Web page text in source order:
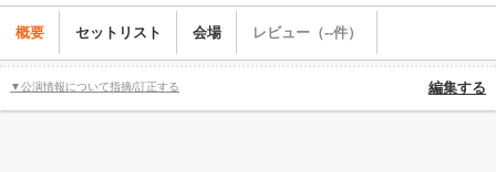
概要 セットリスト 会場 レビュー（--件）
▼公演情報について指摘/訂正する 編集する